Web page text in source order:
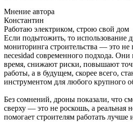
Мнение автора
Константин
Работаю электриком, строю свой дом
Если подытожить, то использование
мониторинга строительства — это не
necesidad современного подхода.
время, снижают риски, повышают
работы, а в будущем, скорее всего,
инструментом для любого крупного
Без сомнений, дроны показали, что
сверху — это не роскошь, а реальная
помогает строителям работать лучше